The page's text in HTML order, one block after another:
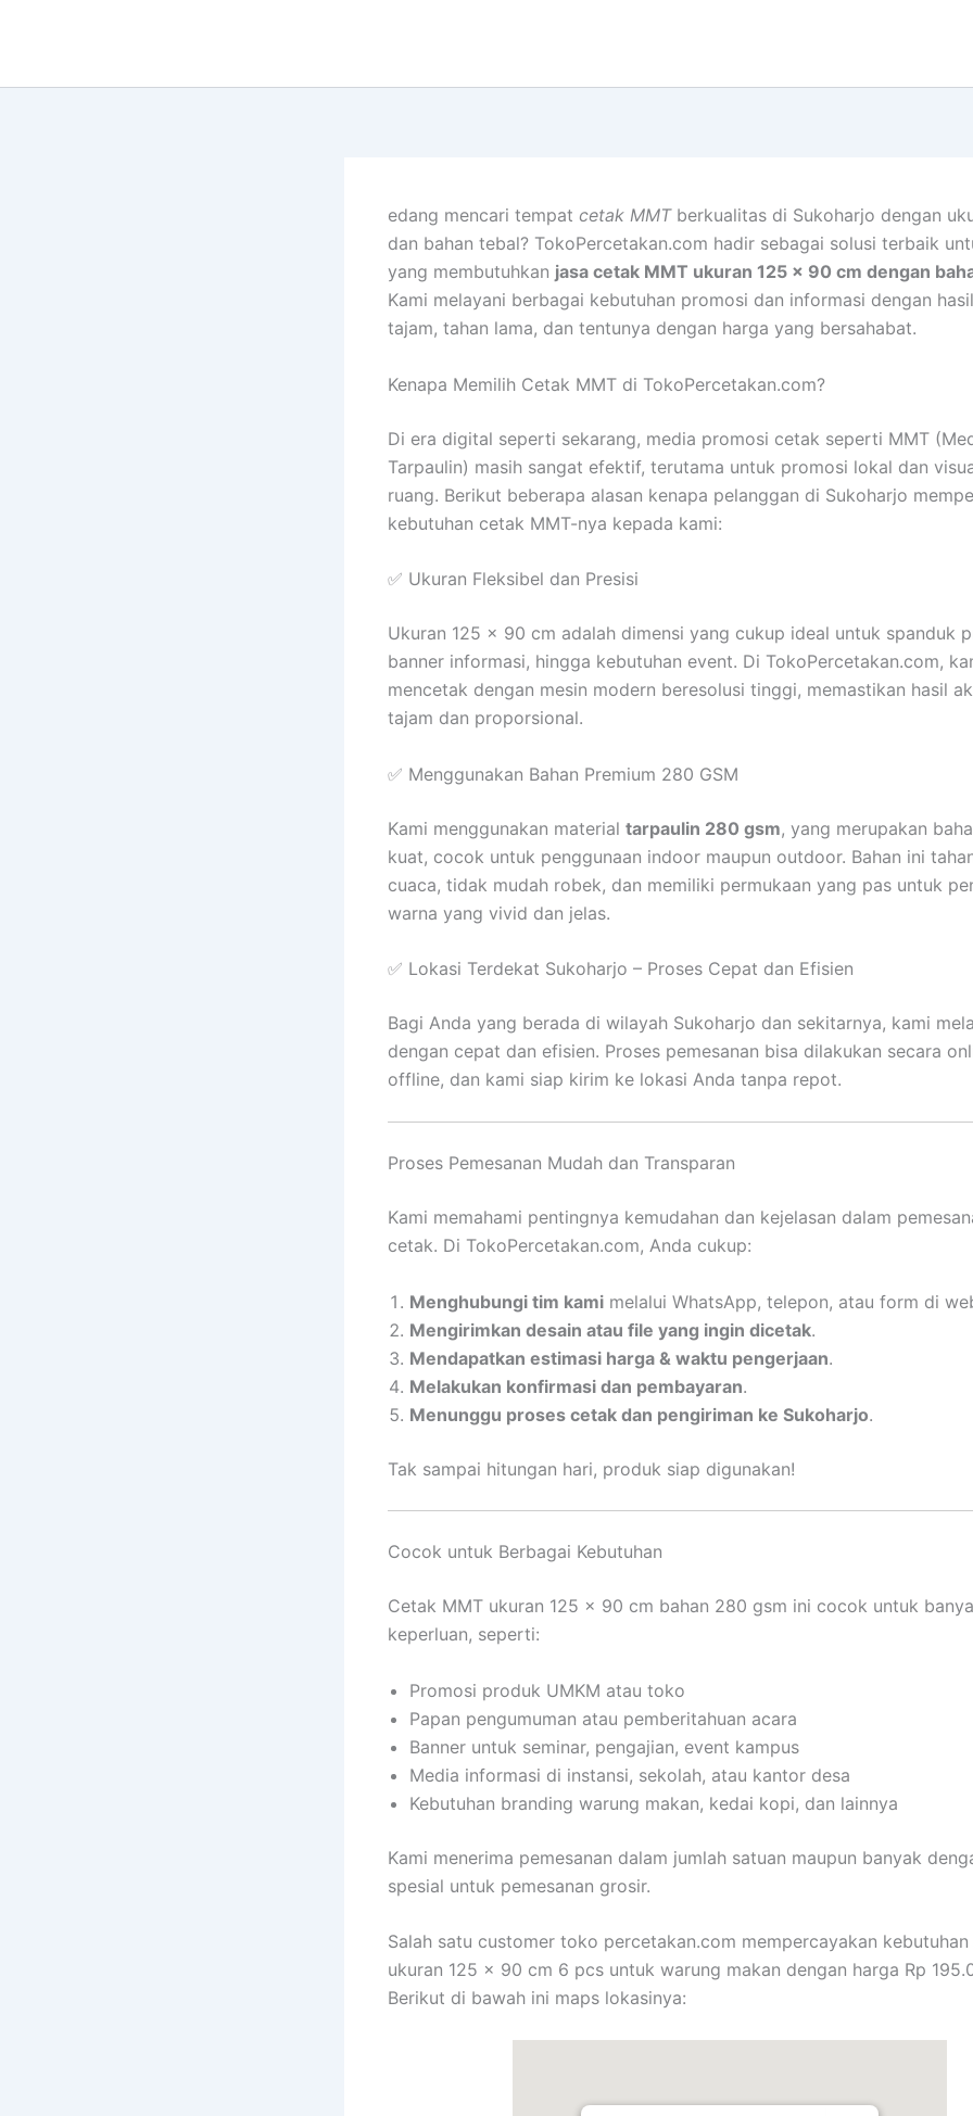
edang mencari tempat cetak MMTberkualitas di Sukoharjo dengan
dan bahan tebal? TokoPercetakan.com hadir sebagai solusi terbaik
yang membutuhkan jasa cetak MMT ukuran 125 x 90 cm dengan
Kami melayani berbagai kebutuhan promosi dan informasi dengan
tajam, tahan lama, dan tentunya dengan harga yang bersahabat.
Kenapa Memilih Cetak MMT di TokoPercetakan.com?
Di era digital seperti sekarang, media promosi cetak seperti MMT
Tarpaulin) masih sangat efektif, terutama untuk promosi lokal dan
ruang. Berikut beberapa alasan kenapa pelanggan di Sukoharjo
kebutuhan cetak MMT-nya kepada kami:
✅ Ukuran Fleksibel dan Presisi
Ukuran 125 x 90 cm adalah dimensi yang cukup ideal untuk spanduk
banner informasi, hingga kebutuhan event. Di TokoPercetakan.com,
mencetak dengan mesin modern beresolusi tinggi, memastikan hasil
tajam dan proporsional.
✅ Menggunakan Bahan Premium 280 GSM
Kami menggunakan material tarpaulin 280 gsm, yang merupakan
kuat, cocok untuk penggunaan indoor maupun outdoor. Bahan ini
cuaca, tidak mudah robek, dan memiliki permukaan yang pas untuk
warna yang vivid dan jelas.
✅ Lokasi Terdekat Sukoharjo – Proses Cepat dan Efisien
Bagi Anda yang berada di wilayah Sukoharjo dan sekitarnya, kami
dengan cepat dan efisien. Proses pemesanan bisa dilakukan secara
offline, dan kami siap kirim ke lokasi Anda tanpa repot.
Proses Pemesanan Mudah dan Transparan
Kami memahami pentingnya kemudahan dan kejelasan dalam
cetak. Di TokoPercetakan.com, Anda cukup:
Menghubungi tim kami melalui WhatsApp, telepon, atau form di
Mengirimkan desain atau file yang ingin dicetak.
Mendapatkan estimasi harga & waktu pengerjaan.
Melakukan konfirmasi dan pembayaran.
Menunggu proses cetak dan pengiriman ke Sukoharjo.
Tak sampai hitungan hari, produk siap digunakan!
Cocok untuk Berbagai Kebutuhan
Cetak MMT ukuran 125 x 90 cm bahan 280 gsm ini cocok untuk
keperluan, seperti:
Promosi produk UMKM atau toko
Papan pengumuman atau pemberitahuan acara
Banner untuk seminar, pengajian, event kampus
Media informasi di instansi, sekolah, atau kantor desa
Kebutuhan branding warung makan, kedai kopi, dan lainnya
Kami menerima pemesanan dalam jumlah satuan maupun banyak
spesial untuk pemesanan grosir.
Salah satu customer toko percetakan.com mempercayakan
ukuran 125 x 90 cm 6 pcs untuk warung makan dengan harga Rp
Berikut di bawah ini maps lokasinya: